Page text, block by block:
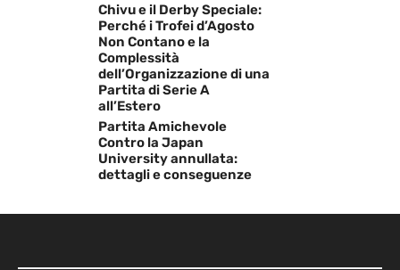
Chivu e il Derby Speciale:
Perché i Trofei d’Agosto
Non Contano e la
Complessità
dell’Organizzazione di una
Partita di Serie A
all’Estero
Partita Amichevole
Contro la Japan
University annullata:
dettagli e conseguenze